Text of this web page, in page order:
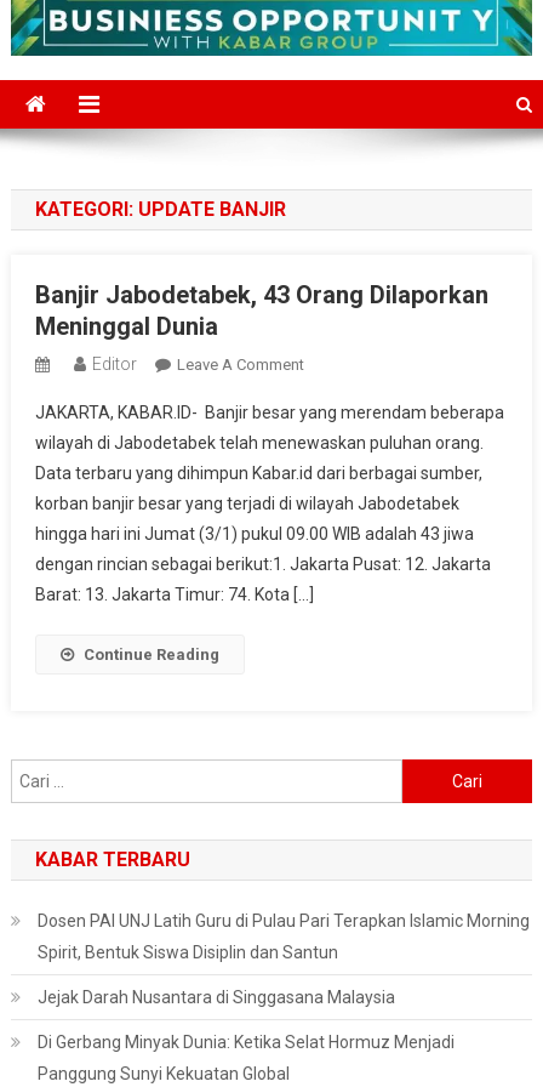
KATEGORI: UPDATE BANJIR
Banjir Jabodetabek, 43 Orang Dilaporkan
Meninggal Dunia
Editor Leave A CommentOn
Jabodetabek,
43
Orang
Dilaporkan
Meninggal
Dunia
JAKARTA, KABAR.ID- Banjir besar yang merendam beberapa
wilayah di Jabodetabek telah menewaskan puluhan orang.
Data terbaru yang dihimpun Kabar.id dari berbagai sumber,
korban banjir besar yang terjadi di wilayah Jabodetabek
hingga hari ini Jumat (3/1) pukul 09.00 WIB adalah 43 jiwa
dengan rincian sebagai berikut:1. Jakarta Pusat: 12. Jakarta
Barat: 13. Jakarta Timur: 74. Kota […]
Continue Reading
untuk:
KABAR TERBARU
Dosen PAI UNJ Latih Guru di Pulau Pari Terapkan Islamic Morning
Spirit, Bentuk Siswa Disiplin dan Santun
Jejak Darah Nusantara di Singgasana Malaysia
Di Gerbang Minyak Dunia: Ketika Selat Hormuz Menjadi
Panggung Sunyi Kekuatan Global